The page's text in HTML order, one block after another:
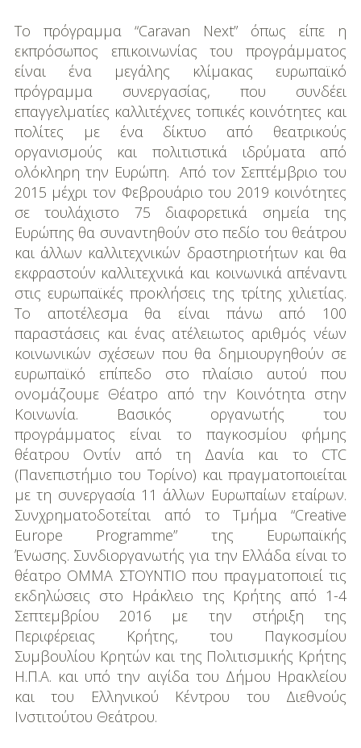
Το πρόγραμμα “Caravan Next” όπως είπε η
εκπρόσωπος επικοινωνίας του προγράμματος
είναι ένα μεγάλης κλίμακας ευρωπαϊκό
πρόγραμμα συνεργασίας, που συνδέει
επαγγελματίες καλλιτέχνες τοπικές κοινότητες και
πολίτες με ένα δίκτυο από θεατρικούς
οργανισμούς και πολιτιστικά ιδρύματα από
ολόκληρη την Ευρώπη. Από τον Σεπτέμβριο του
2015 μέχρι τον Φεβρουάριο του 2019 κοινότητες
σε τουλάχιστο 75 διαφορετικά σημεία της
Ευρώπης θα συναντηθούν στο πεδίο του θεάτρου
και άλλων καλλιτεχνικών δραστηριοτήτων και θα
εκφραστούν καλλιτεχνικά και κοινωνικά απέναντι
στις ευρωπαϊκές προκλήσεις της τρίτης χιλιετίας.
Το αποτέλεσμα θα είναι πάνω από 100
παραστάσεις και ένας ατέλειωτος αριθμός νέων
κοινωνικών σχέσεων που θα δημιουργηθούν σε
ευρωπαϊκό επίπεδο στο πλαίσιο αυτού που
ονομάζουμε Θέατρο από την Κοινότητα στην
Κοινωνία. Βασικός οργανωτής του
προγράμματος είναι το παγκοσμίου φήμης
θέατρου Οντίν από τη Δανία και το CTC
(Πανεπιστήμιο του Τορίνο) και πραγματοποιείται
με τη συνεργασία 11 άλλων Ευρωπαίων εταίρων.
Συνχρηματοδοτείται από το Τμήμα “Creative
Europe Programme” της Ευρωπαϊκής
Ένωσης. Συνδιοργανωτής για την Ελλάδα είναι το
θέατρο ΟΜΜΑ ΣΤΟΥΝΤΙΟ που πραγματοποιεί τις
εκδηλώσεις στο Ηράκλειο της Κρήτης από 1-4
Σεπτεμβρίου 2016 με την στήριξη της
Περιφέρειας Κρήτης, του Παγκοσμίου
Συμβουλίου Κρητών και της Πολιτισμικής Κρήτης
Η.Π.Α. και υπό την αιγίδα του Δήμου Ηρακλείου
και του Ελληνικού Κέντρου του Διεθνούς
Ινστιτούτου Θεάτρου.